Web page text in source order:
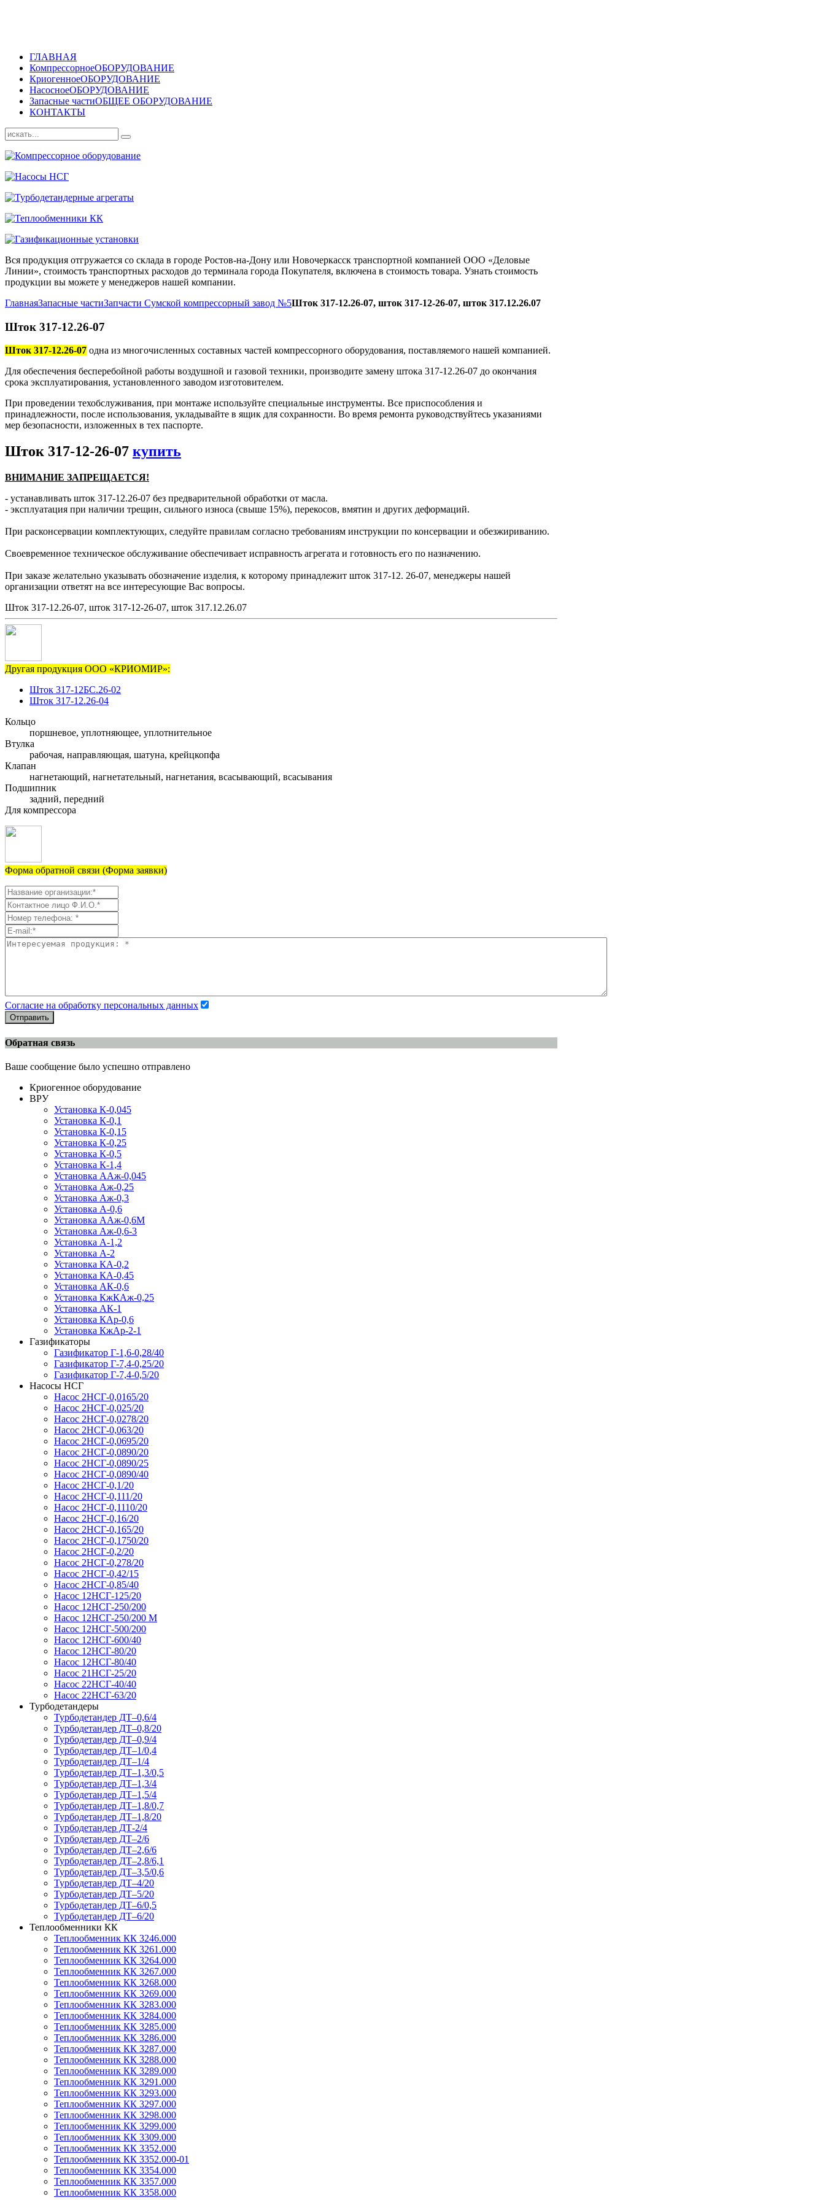
ГЛАВНАЯ
КомпрессорноеОБОРУДОВАНИЕ
КриогенноеОБОРУДОВАНИЕ
НасосноеОБОРУДОВАНИЕ
Запасные частиОБЩЕЕ ОБОРУДОВАНИЕ
КОНТАКТЫ
Вся продукция отгружается со склада в городе Ростов-на-Дону или Новочеркасск транспортной компанией ООО «Деловые
Линии», стоимость транспортных расходов до терминала города Покупателя, включена в стоимость товара. Узнать стоимость
продукции вы можете у менеджеров нашей компании.
ГлавнаяЗапасные частиЗапчасти Сумской компрессорный завод №5Шток 317-12.26-07, шток 317-12-26-07, шток 317.12.26.07
Шток 317-12.26-07
Шток 317-12.26-07 одна из многочисленных составных частей компрессорного оборудования, поставляемого нашей компанией.
Для обеспечения бесперебойной работы воздушной и газовой техники, производите замену штока 317-12.26-07 до окончания
срока эксплуатирования, установленного заводом изготовителем.
При проведении техобслуживания, при монтаже используйте специальные инструменты. Все приспособления и
принадлежности, после использования, укладывайте в ящик для сохранности. Во время ремонта руководствуйтесь указаниями
мер безопасности, изложенных в тех паспорте.
Шток 317-12-26-07 купить
ВНИМАНИЕ ЗАПРЕЩАЕТСЯ!
- устанавливать шток 317-12.26-07 без предварительной обработки от масла.
- эксплуатация при наличии трещин, сильного износа (свыше 15%), перекосов, вмятин и других деформаций.
При расконсервации комплектующих, следуйте правилам согласно требованиям инструкции по консервации и обезжириванию.
Своевременное техническое обслуживание обеспечивает исправность агрегата и готовность его по назначению.
При заказе желательно указывать обозначение изделия, к которому принадлежит шток 317-12. 26-07, менеджеры нашей
организации ответят на все интересующие Вас вопросы.
Шток 317-12.26-07, шток 317-12-26-07, шток 317.12.26.07
Другая продукция ООО «КРИОМИР»:
Шток 317-12БС.26-02
Шток 317-12.26-04
Кольцо
поршневое, уплотняющее, уплотнительное
Втулка
рабочая, направляющая, шатуна, крейцкопфа
Клапан
нагнетающий, нагнетательный, нагнетания, всасывающий, всасывания
Подшипник
задний, передний
Для компрессора
Форма обратной связи (Форма заявки)
Согласие на обработку персональных данных
Отправить
Обратная связь
Ваше сообщение было успешно отправлено
Криогенное оборудование
ВРУ
Установка К-0,045
Установка К-0,1
Установка К-0,15
Установка К-0,25
Установка К-0,5
Установка К-1,4
Установка ААж-0,045
Установка Аж-0,25
Установка Аж-0,3
Установка А-0,6
Установка ААж-0,6М
Установка Аж-0,6-3
Установка А-1,2
Установка А-2
Установка КА-0,2
Установка КА-0,45
Установка АК-0,6
Установка КжКАж-0,25
Установка АК-1
Установка КАр-0,6
Установка КжАр-2-1
Газификаторы
Газификатор Г-1,6-0,28/40
Газификатор Г-7,4-0,25/20
Газификатор Г-7,4-0,5/20
Насосы НСГ
Насос 2НСГ-0,0165/20
Насос 2НСГ-0,025/20
Насос 2НСГ-0,0278/20
Насос 2НСГ-0,063/20
Насос 2НСГ-0,0695/20
Насос 2НСГ-0,0890/20
Насос 2НСГ-0,0890/25
Насос 2НСГ-0,0890/40
Насос 2НСГ-0,1/20
Насос 2НСГ-0,111/20
Насос 2НСГ-0,1110/20
Насос 2НСГ-0,16/20
Насос 2НСГ-0,165/20
Насос 2НСГ-0,1750/20
Насос 2НСГ-0,2/20
Насос 2НСГ-0,278/20
Насос 2НСГ-0,42/15
Насос 2НСГ-0,85/40
Насос 12НСГ-125/20
Насос 12НСГ-250/200
Насос 12НСГ-250/200 М
Насос 12НСГ-500/200
Насос 12НСГ-600/40
Насос 12НСГ-80/20
Насос 12НСГ-80/40
Насос 21НСГ-25/20
Насос 22НСГ-40/40
Насос 22НСГ-63/20
Турбодетандеры
Турбодетандер ДТ–0,6/4
Турбодетандер ДТ–0,8/20
Турбодетандер ДТ–0,9/4
Турбодетандер ДТ–1/0,4
Турбодетандер ДТ–1/4
Турбодетандер ДТ–1,3/0,5
Турбодетандер ДТ–1,3/4
Турбодетандер ДТ–1,5/4
Турбодетандер ДТ–1,8/0,7
Турбодетандер ДТ–1,8/20
Турбодетандер ДТ-2/4
Турбодетандер ДТ–2/6
Турбодетандер ДТ–2,6/6
Турбодетандер ДТ–2,8/6,1
Турбодетандер ДТ–3,5/0,6
Турбодетандер ДТ–4/20
Турбодетандер ДТ–5/20
Турбодетандер ДТ–6/0,5
Турбодетандер ДТ–6/20
Теплообменники КК
Теплообменник КК 3246.000
Теплообменник КК 3261.000
Теплообменник КК 3264.000
Теплообменник КК 3267.000
Теплообменник КК 3268.000
Теплообменник КК 3269.000
Теплообменник КК 3283.000
Теплообменник КК 3284.000
Теплообменник КК 3285.000
Теплообменник КК 3286.000
Теплообменник КК 3287.000
Теплообменник КК 3288.000
Теплообменник КК 3289.000
Теплообменник КК 3291.000
Теплообменник КК 3293.000
Теплообменник КК 3297.000
Теплообменник КК 3298.000
Теплообменник КК 3299.000
Теплообменник КК 3309.000
Теплообменник КК 3352.000
Теплообменник КК 3352.000-01
Теплообменник КК 3354.000
Теплообменник КК 3357.000
Теплообменник КК 3358.000